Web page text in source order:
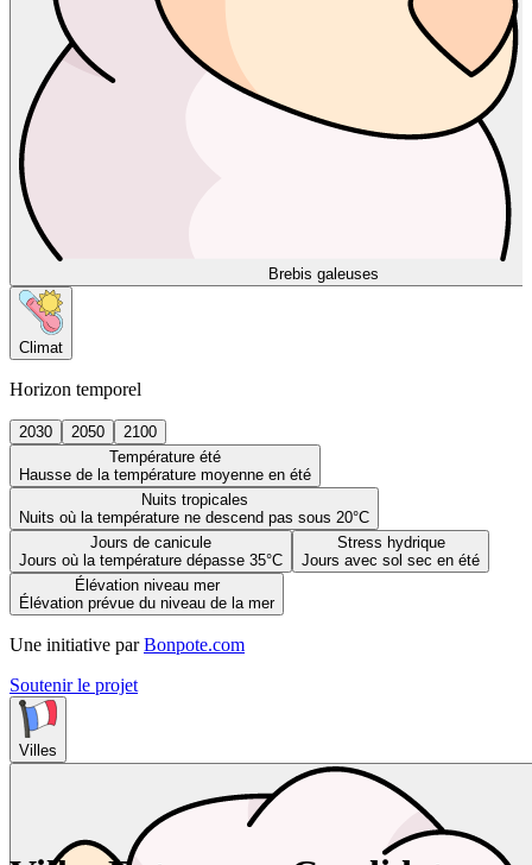
Brebis galeuses
Climat
Horizon temporel
2030 2050
2100
Température été
Hausse de la température moyenne en été
Nuits tropicales
Nuits où la température ne descend pas sous 20°C
Jours de canicule
Jours où la température dépasse 35°C
Stress hydrique
Jours avec sol sec en été
Élévation niveau mer
Élévation prévue du niveau de la mer
Une initiative par Bonpote.com
Soutenir le projet
Villes